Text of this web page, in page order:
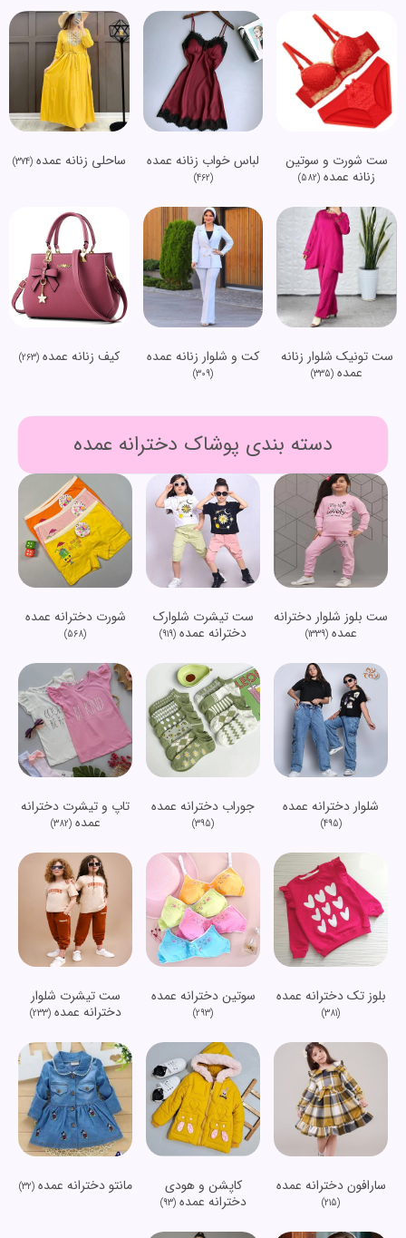
ست شورت و سوتین
زنانه عمده (582)
لباس خواب زنانه عمده
(462)
ساحلی زنانه عمده(374)
ست تونیک شلوار زنانه
عمده (335)
کت و شلوار زنانه عمده
(309)
کیف زنانه عمده(263)
دسته بندی پوشاک دخترانه عمده
ست بلوز شلوار دخترانه
عمده(1339)
ست تیشرت شلوارک
دخترانه عمده (919)
شورت دخترانه عمده
(568)
شلوار دخترانه عمده
(495)
جوراب دخترانه عمده
(395)
تاپ و تیشرت دخترانه
عمده(382)
بلوز تک دخترانه عمده
(381)
سوتین دخترانه عمده
(293)
ست تیشرت شلوار
دخترانه عمده(233)
سارافون دخترانه عمده
(215)
کاپشن و هودی
دخترانه عمده(93)
مانتو دخترانه عمده(32)